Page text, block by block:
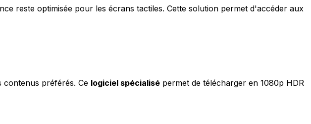
reste optimisée pour les écrans tactiles. Cette solution permet d'accéder aux
contenus préférés. Ce logiciel spécialisé permet de télécharger en 1080p HDR